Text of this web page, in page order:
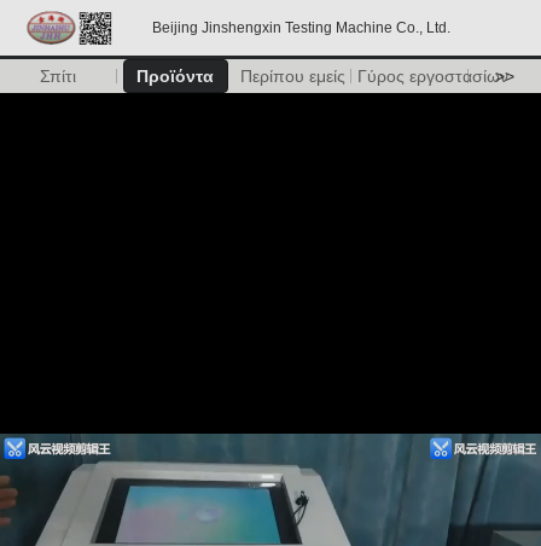
Beijing Jinshengxin Testing Machine Co., Ltd.
Σπίτι Προϊόντα Περίπου εμείς Γύρος εργοστασίων
>>